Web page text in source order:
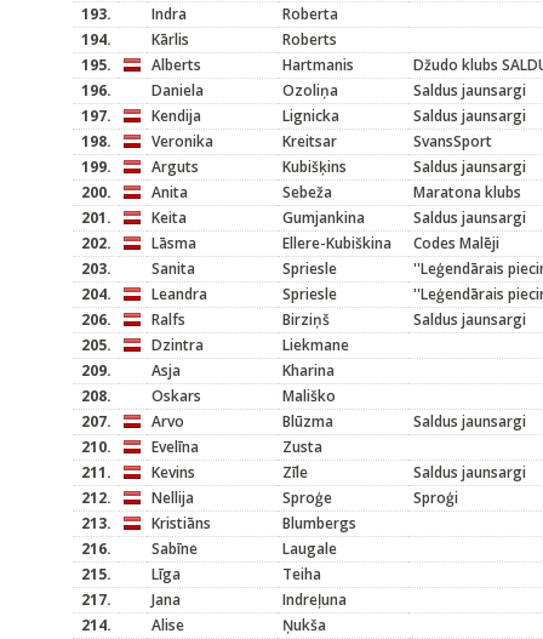
193.
Indra
Roberta
194.
Kārlis
Roberts
195.
Alberts Hartmanis
Džudo klubs
196.
Daniela Ozoliņa
Saldus jaunsargi
197.
Kendija Lignicka
Saldus jaunsargi
198.
Veronika Kreitsar
SvansSport
199.
Arguts Kubišķins
Saldus jaunsargi
200.
Anita Sebeža
Maratona klubs
201.
Keita Gumjankina
Saldus jaunsargi
202.
Lāsma Ellere-Kubiškina
Codes Malēji
203.
Sanita Spriesle
''Leģendārais
204.
Leandra Spriesle
''Leģendārais
206.
Ralfs Birziņš
Saldus jaunsargi
205.
Dzintra
Liekmane
209.
Asja
Kharina
208.
Oskars
Mališko
207.
Arvo Blūzma
Saldus jaunsargi
210.
Evelīna
Zusta
211.
Kevins Zīle
Saldus jaunsargi
212.
Nellija Sproģe
Sproģi
213.
Kristiāns
Blumbergs
216.
Sabīne
Laugale
215.
Līga
Teiha
217.
Jana
Indreļuna
214.
Alise
Ņukša